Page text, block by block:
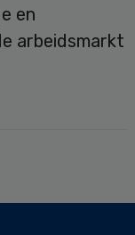
en
arbeidsmarkt